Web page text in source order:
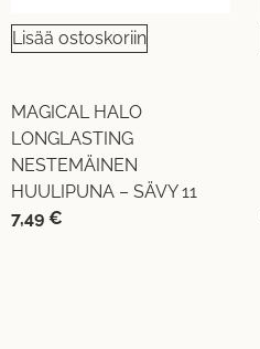
Lisää ostoskoriin
MAGICAL HALO
LONGLASTING
NESTEMÄINEN
HUULIPUNA – SÄVY 11
7,49 €